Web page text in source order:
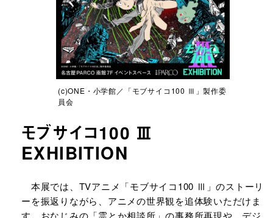
(c)ONE・小学館／「モブサイコ100 Ⅲ」製作委
員会
モブサイコ100 Ⅲ
EXHIBITION
URLをコピーする
本展では、TVアニメ「モブサイコ100 Ⅲ」のストーリ
ーを振返りながら、アニメの世界観を追体験いただけま
す。おなじみの「霊とか相談所」の事務所再現や、デジ